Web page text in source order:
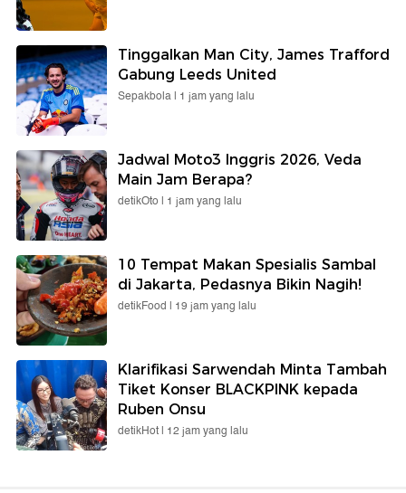
Tinggalkan Man City, James Trafford
Gabung Leeds United
Sepakbola | 1 jam yang lalu
Jadwal Moto3 Inggris 2026, Veda
Main Jam Berapa?
detikOto | 1 jam yang lalu
10 Tempat Makan Spesialis Sambal
di Jakarta, Pedasnya Bikin Nagih!
detikFood | 19 jam yang lalu
Klarifikasi Sarwendah Minta Tambah
Tiket Konser BLACKPINK kepada
Ruben Onsu
detikHot | 12 jam yang lalu